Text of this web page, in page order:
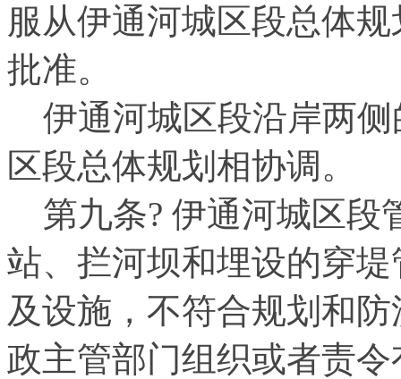
服从伊通河城区段总体
批准。
伊通河城区段沿岸两
区段总体规划相协调。
第九条? 伊通河城区段
站、拦河坝和埋设的穿
及设施，不符合规划和
政主管部门组织或者责